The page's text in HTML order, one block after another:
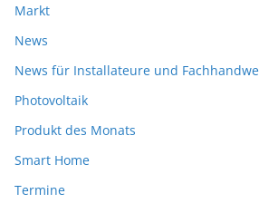
Markt
News
News für Installateure und
Photovoltaik
Produkt des Monats
Smart Home
Termine